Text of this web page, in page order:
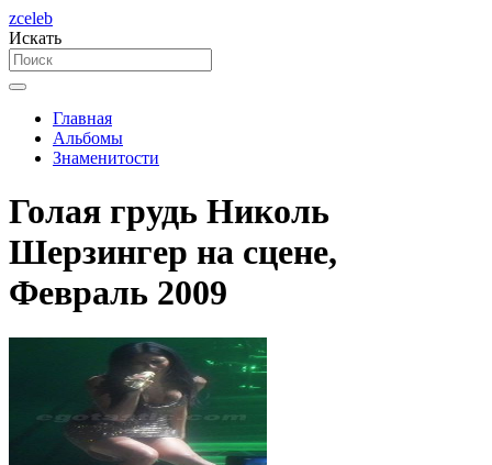
zceleb
Искать
Главная
Альбомы
Знаменитости
Голая грудь Николь
Шерзингер на сцене,
Февраль 2009